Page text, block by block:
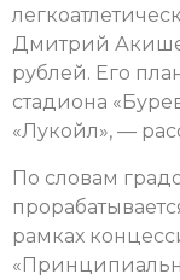
Дмитрий
рублей. Его
стадиона
«Лукойл», —
По словам
рамках